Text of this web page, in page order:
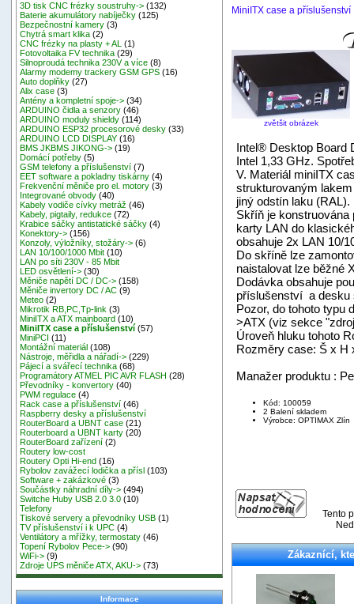
3D tisk CNC frézky soustruhy-> (132)
Baterie akumulátory nabíječky (125)
Bezpečnostní kamery (3)
Chytrá smart klika (2)
CNC frézky na plasty + AL
(1)
Fotovoltaika FV technika (29)
Silnoproudá technika 230V a více (8)
Alarmy modemy trackery GSM GPS (16)
Auto doplňky (27)
Alix case (3)
Antény a kompletní spoje-> (34)
ARDUINO čidla a senzory (46)
ARDUINO moduly shieldy (114)
ARDUINO ESP32 procesorové desky (33)
ARDUINO LCD DISPLAY (16)
BMS JKBMS JIKONG-> (19)
Domácí potřeby (5)
GSM telefony a příslušenství (7)
EET software a pokladny tiskárny (4)
Frekvenční měniče pro el. motory (3)
Integrované obvody (40)
Kabely vodiče cívky metráž (46)
Kabely, pigtaily, redukce (72)
Krabice sáčky antistatické sáčky (4)
Konektory-> (156)
Konzoly, výložníky, stožáry-> (6)
LAN 10/100/1000 Mbit (10)
LAN po síti 230V - 85 Mbit
LED osvětlení-> (30)
Měniče napětí DC / DC-> (158)
Měniče invertory DC / AC (9)
Meteo (2)
Mikrotik RB,PC,Tp-link (3)
MiniITX a ATX mainboard (10)
MiniITX case a příslušenství (57)
MiniPCI (11)
Montážní materiál (108)
Nástroje, měřidla a nářadí-> (229)
Pájecí a svářecí technika (68)
Programátory ATMEL PIC AVR FLASH (28)
Převodníky - konvertory (40)
PWM regulace (4)
Rack case a příslušenství (46)
Raspberry desky a příslušenství
RouterBoard a UBNT case (21)
Routerboard a UBNT karty (20)
RouterBoard zařízení (2)
Routery low-cost
Routery Opti Hi-end (16)
Rybolov zavážecí lodička a přísl (103)
Software + zakázkové (3)
Součástky náhradní díly-> (494)
Switche Huby USB 2.0 3.0 (10)
Telefony
Tiskové servery a převodníky USB (1)
TV příslušenství i k UPC (4)
Ventilátory a mřížky, termostaty (46)
Topení Rybolov Pece-> (90)
WiFi-> (9)
Zdroje UPS měniče ATX, AKU-> (73)
Informace
MiniITX case a příslušenství
zvětšit obrázek
Intel® Desktop Board
Intel 1,33 GHz.
V. Materiál miniITX
strukturovaným
jiný odstín laku (RAL).
Skříň je
karty LAN do
obsahuje 2x LAN 10/
Do skříně lze
naistalovat lze běžné
Dodávka obsahuje
příslušenství a desku
Pozor, do tohoto typu
>ATX (viz sekce
Úroveň hluku tohoto
Rozměry case: Š x H
Manažer produktu :
Kód: 100059
2 Balení skladem
Výrobce: OPTIMAX Zlín
Tento
Zákaznící,